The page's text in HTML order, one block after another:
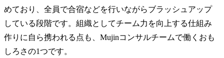
めており、全員で合宿などを行いながらブラッシュアップ
している段階です。組織としてチーム力を向上する仕組み
作りに自ら携われる点も、Mujinコンサルチームで働くおも
しろさの1つです。